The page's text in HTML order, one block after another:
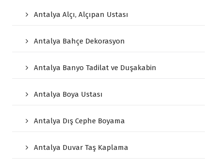
Antalya Alçı, Alçıpan Ustası
Antalya Bahçe Dekorasyon
Antalya Banyo Tadilat ve Duşakabin
Antalya Boya Ustası
Antalya Dış Cephe Boyama
Antalya Duvar Taş Kaplama